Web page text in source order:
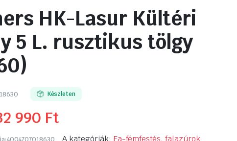
HK-Lasur Kültéri
5 L. rusztikus tölgy
Készleten
990 Ft
A kategóriák: Fa-fémfestés, falazúrok